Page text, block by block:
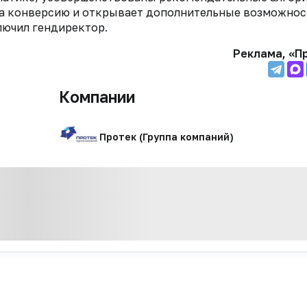
конверсию и открывает дополнительные
гендиректор.
Реклама,
Компании
Протек (Группа компаний)